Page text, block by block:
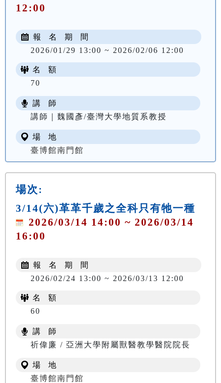
12:00
報 名 期 間
2026/01/29 13:00 ~ 2026/02/06 12:00
名 額
70
講 師
講師｜魏國彥/臺灣大學地質系教授
場 地
臺博館南門館
場次:
3/14(六)革革千歲之全科只有牠一種
2026/03/14 14:00 ~ 2026/03/14
16:00
報 名 期 間
2026/02/24 13:00 ~ 2026/03/13 12:00
名 額
60
講 師
祈偉廉 / 亞洲大學附屬獸醫教學醫院院長
場 地
臺博館南門館